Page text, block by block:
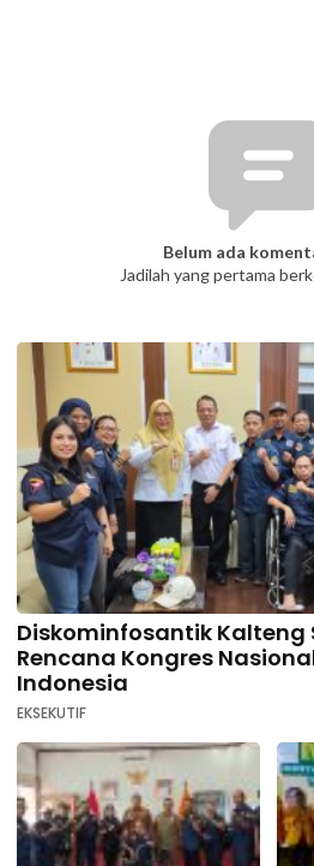
Belum ada
Jadilah yang pertama
Diskominfosantik Kalteng
Rencana Kongres
Indonesia
EKSEKUTIF